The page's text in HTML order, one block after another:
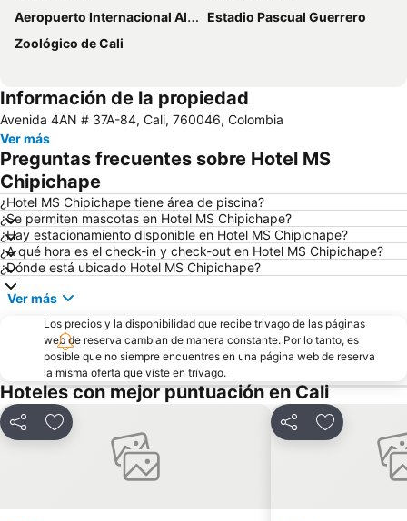
Aeropuerto Internacional Alfonso Bonilla Aragón
Estadio Pascual Guerrero
Zoológico de Cali
Información de la propiedad
Avenida 4AN # 37A-84, Cali, 760046, Colombia
Ver más
Preguntas frecuentes sobre Hotel MS
Chipichape
¿Hotel MS Chipichape tiene área de piscina?
¿Se permiten mascotas en Hotel MS Chipichape?
¿Hay estacionamiento disponible en Hotel MS Chipichape?
¿A qué hora es el check-in y check-out en Hotel MS Chipichape?
¿Dónde está ubicado Hotel MS Chipichape?
Ver más
Los precios y la disponibilidad que recibe trivago de las páginas
web de reserva cambian de manera constante. Por lo tanto, es
posible que no siempre encuentres en una página web de reserva
la misma oferta que viste en trivago.
Hoteles con mejor puntuación en Cali
CompartirAgregar a favoritos CompartirAgregar a